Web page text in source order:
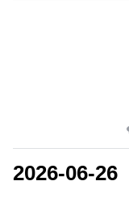
2026-06-26